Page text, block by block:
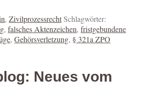
,ZivilprozessrechtSchlagwörter:
,falsches Aktenzeichen,fristgebundene
,Gehörsverletzung, § 321a ZPO
Neues vom